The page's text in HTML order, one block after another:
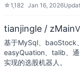
☆1,182 Jan 16, 2026
tianjingle / zMain
基于MySql、baoStock
easyQuation、talib、
实现的选股机器人。